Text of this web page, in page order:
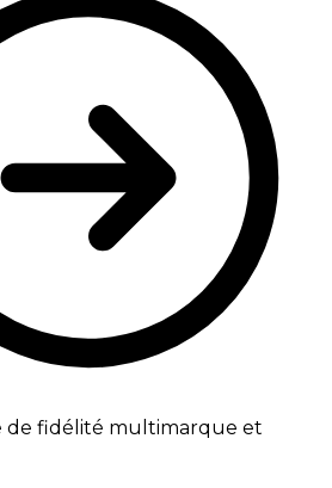
de fidélité multimarque et